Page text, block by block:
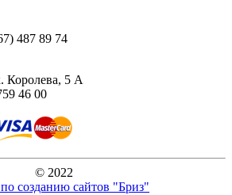
487 89 74
Королева, 5 А
46 00
© 2022
созданию сайтов "Бриз"